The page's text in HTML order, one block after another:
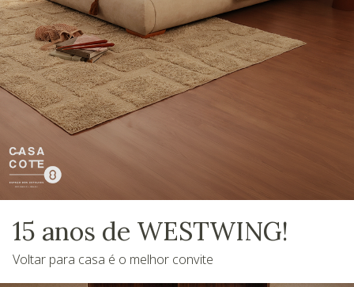
15 anos de WESTWING!
Voltar para casa é o melhor convite